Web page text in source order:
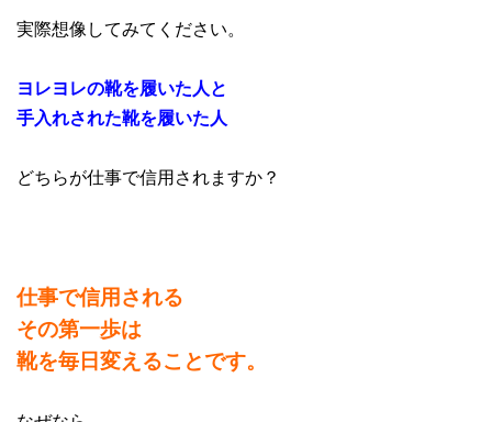
実際想像してみてください。
ヨレヨレの靴を履いた人と
手入れされた靴を履いた人
どちらが仕事で信用されますか？
仕事で信用される
その第一歩は
靴を毎日変えることです。